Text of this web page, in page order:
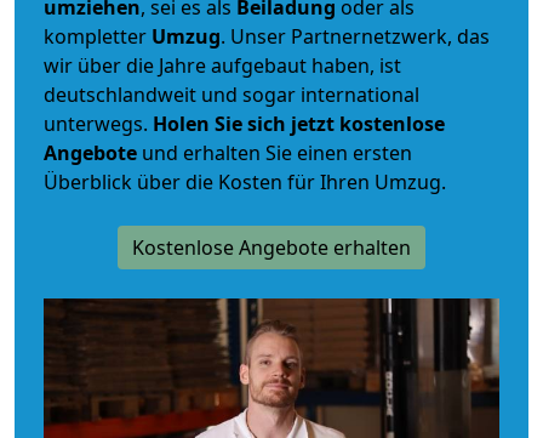
umziehen, sei es als Beiladung oder als
kompletter Umzug. Unser Partnernetzwerk, das
wir über die Jahre aufgebaut haben, ist
deutschlandweit und sogar international
unterwegs. Holen Sie sich jetzt kostenlose
Angebote und erhalten Sie einen ersten
Überblick über die Kosten für Ihren Umzug.
Kostenlose Angebote erhalten